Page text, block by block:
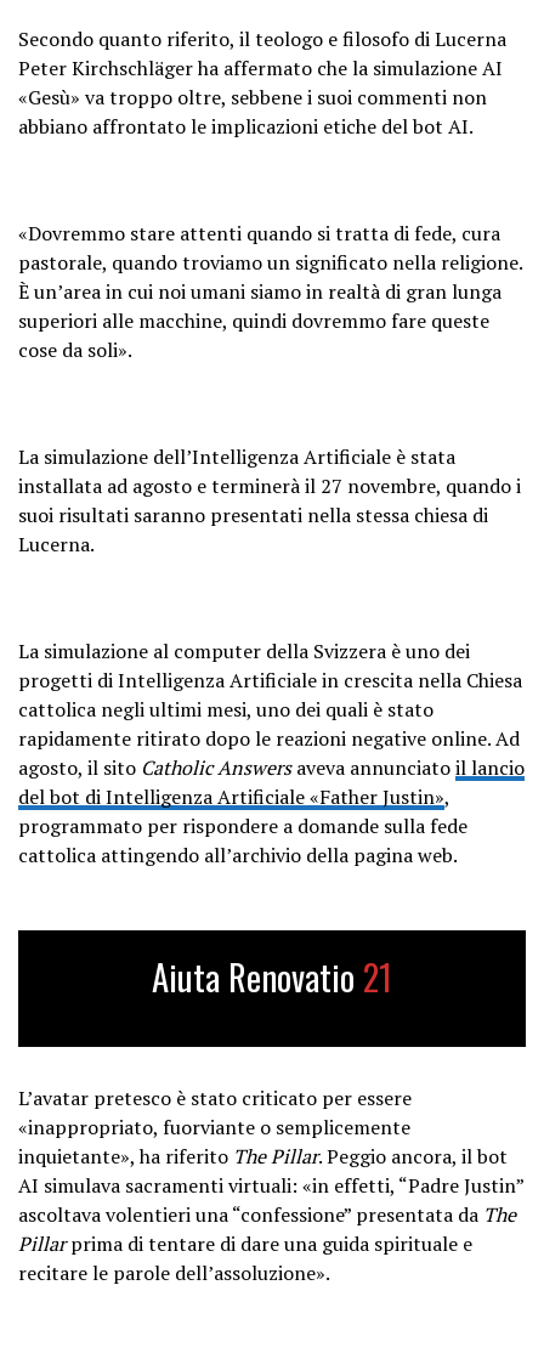
Secondo quanto riferito, il teologo e filosofo di Lucerna
Peter Kirchschläger ha affermato che la simulazione AI
«Gesù» va troppo oltre, sebbene i suoi commenti non
abbiano affrontato le implicazioni etiche del bot AI.
«Dovremmo stare attenti quando si tratta di fede, cura
pastorale, quando troviamo un significato nella religione.
È un’area in cui noi umani siamo in realtà di gran lunga
superiori alle macchine, quindi dovremmo fare queste
cose da soli».
La simulazione dell’Intelligenza Artificiale è stata
installata ad agosto e terminerà il 27 novembre, quando i
suoi risultati saranno presentati nella stessa chiesa di
Lucerna.
La simulazione al computer della Svizzera è uno dei
progetti di Intelligenza Artificiale in crescita nella Chiesa
cattolica negli ultimi mesi, uno dei quali è stato
rapidamente ritirato dopo le reazioni negative online. Ad
agosto, il sito Catholic Answersaveva annunciatoil lancio
del bot di Intelligenza Artificiale «Father Justin»,
programmato per rispondere a domande sulla fede
cattolica attingendo all’archivio della pagina web.
Aiuta Renovatio 21
L’avatar pretesco è stato criticato per essere
«inappropriato, fuorviante o semplicemente
inquietante», ha riferito The Pillar. Peggio ancora, il bot
AI simulava sacramenti virtuali: «in effetti, “Padre Justin”
ascoltava volentieri una “confessione” presentata da The
Pillarprima di tentare di dare una guida spirituale e
recitare le parole dell’assoluzione».